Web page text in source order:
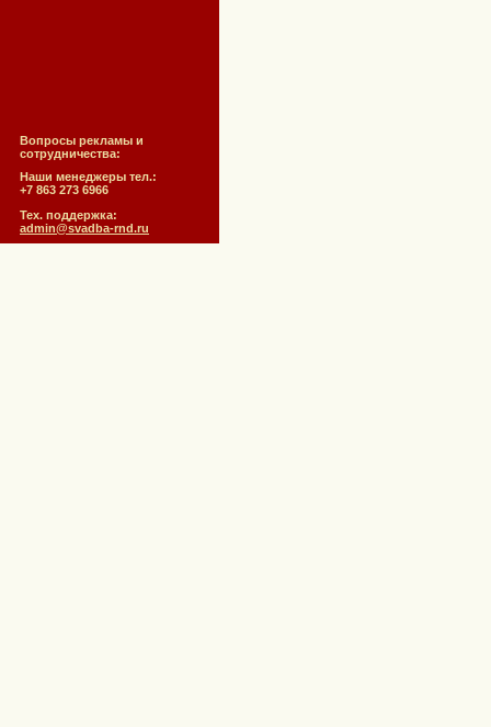
Вопросы рекламы и
сотрудничества:
Наши менеджеры тел.:
+7 863 273 6966
Тех. поддержка:
admin@svadba-rnd.ru